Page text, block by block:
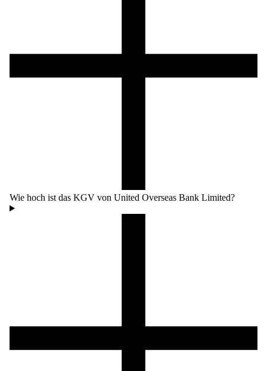
Wie hoch ist das KGV von United Overseas Bank Limited?